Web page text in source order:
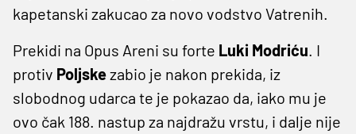
kapetanski zakucao za novo vodstvo Vatrenih.
Prekidi na Opus Areni su forte Luki Modriću. I
protiv Poljskezabio je nakon prekida, iz
slobodnog udarca te je pokazao da, iako mu je
ovo čak 188. nastup za najdražu vrstu, i dalje nije